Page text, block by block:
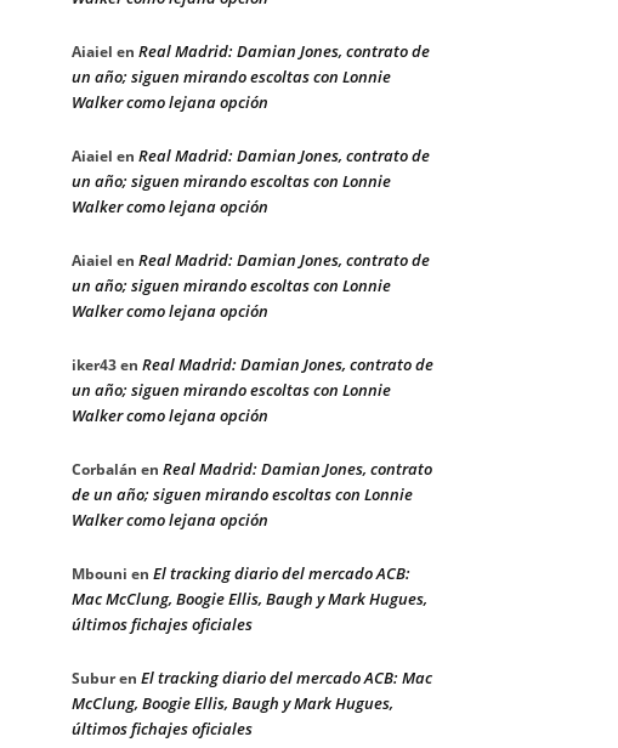
Aiaiel en Real Madrid: Damian Jones, contrato de
un año; siguen mirando escoltas con Lonnie
Walker como lejana opción
Aiaiel en Real Madrid: Damian Jones, contrato de
un año; siguen mirando escoltas con Lonnie
Walker como lejana opción
Aiaiel en Real Madrid: Damian Jones, contrato de
un año; siguen mirando escoltas con Lonnie
Walker como lejana opción
iker43en Real Madrid: Damian Jones, contrato de
un año; siguen mirando escoltas con Lonnie
Walker como lejana opción
Corbalán en Real Madrid: Damian Jones, contrato
de un año; siguen mirando escoltas con Lonnie
Walker como lejana opción
Mbouni en El tracking diario del mercado ACB:
Mac McClung, Boogie Ellis, Baugh y Mark Hugues,
últimos fichajes oficiales
Suburen El tracking diario del mercado ACB: Mac
McClung, Boogie Ellis, Baugh y Mark Hugues,
últimos fichajes oficiales